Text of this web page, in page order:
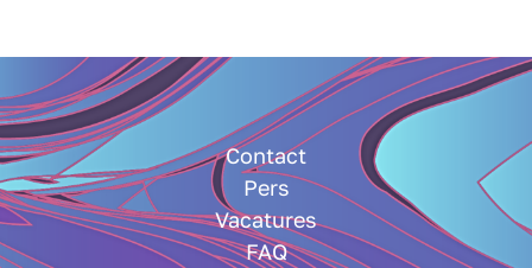
Contact
Pers
Vacatures
FAQ